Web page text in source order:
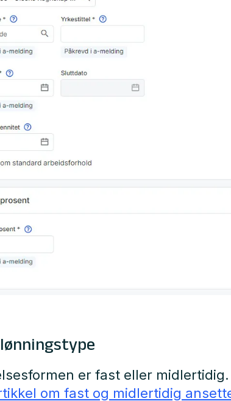
er fast eller
om fast og midlertidig